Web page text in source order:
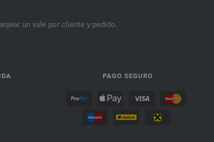
un vale por cliente y pedido.
PAGO SEGURO